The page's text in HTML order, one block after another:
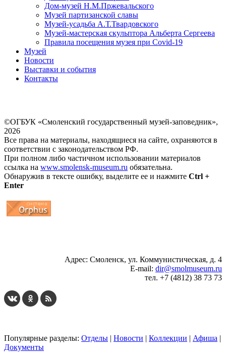
Дом-музей Н.М.Пржевальского
Музей партизанской славы
Музей-усадьба А.Т.Твардовского
Музей-мастерская скульптора Альберта Сергеева
Правила посещения музея при Covid-19
Музей
Новости
Выставки и события
Контакты
©ОГБУК «Смоленский государственный музей-заповедник»,
2026
Все права на материалы, находящиеся на сайте, охраняются в
соответствии с законодательством РФ.
При полном либо частичном использовании материалов
ссылка на www.smolensk-museum.ru обязательна.
Обнаружив в тексте ошибку, выделите ее и нажмите Ctrl +
Enter
Адрес: Смоленск, ул. Коммунистическая, д. 4
E-mail: dir@smolmuseum.ru
тел. +7 (4812) 38 73 73
Популярные разделы: Отделы | Новости | Коллекции | Афиша |
Документы